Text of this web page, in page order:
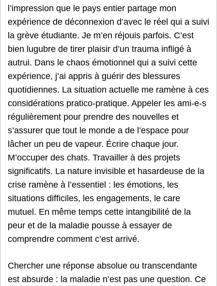
l’impression que le pays entier partage mon
expérience de déconnexion d’avec le réel qui a suivi
la grève étudiante. Je m’en réjouis parfois. C’est
bien lugubre de tirer plaisir d’un trauma infligé à
autrui. Dans le chaos émotionnel qui a suivi cette
expérience, j’ai appris à guérir des blessures
quotidiennes. La situation actuelle me ramène à ces
considérations pratico-pratique. Appeler les ami-e-s
régulièrement pour prendre des nouvelles et
s’assurer que tout le monde a de l’espace pour
lâcher un peu de vapeur. Écrire chaque jour.
M’occuper des chats. Travailler à des projets
significatifs. La nature invisible et hasardeuse de la
crise ramène à l’essentiel : les émotions, les
situations difficiles, les engagements, le care
mutuel. En même temps cette intangibilité de la
peur et de la maladie pousse à essayer de
comprendre comment c’est arrivé.
Chercher une réponse absolue ou transcendante
est absurde : la maladie n’est pas une question. Ce